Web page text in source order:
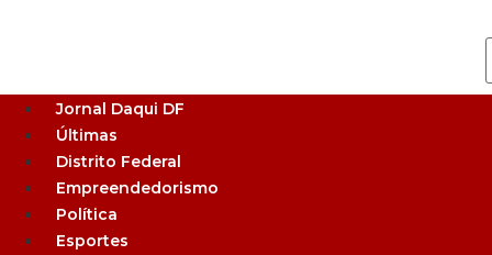
Jornal Daqui DF
Últimas
Distrito Federal
Empreendedorismo
Política
Esportes